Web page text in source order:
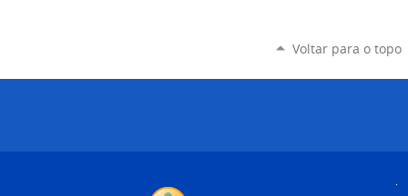
Voltar para o topo